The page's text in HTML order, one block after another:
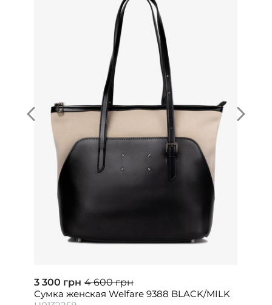
3 300 грн 4 600 грн
Сумка женская Welfare 9388 BLACK/MILK